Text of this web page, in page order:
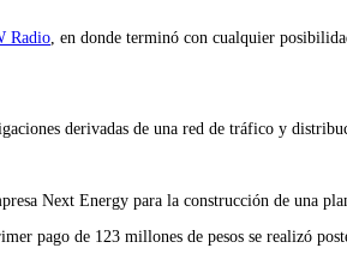
Radio, en donde terminó con cualquier
derivadas de una red de tráfico y
Next Energy para la construcción de una
pago de 123 millones de pesos se realizó